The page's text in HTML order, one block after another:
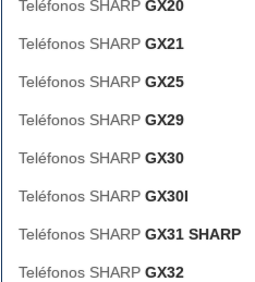
Teléfonos SHARP GX20
Teléfonos SHARP GX21
Teléfonos SHARP GX25
Teléfonos SHARP GX29
Teléfonos SHARP GX30
Teléfonos SHARP GX30I
Teléfonos SHARP GX31 SHARP
Teléfonos SHARP GX32